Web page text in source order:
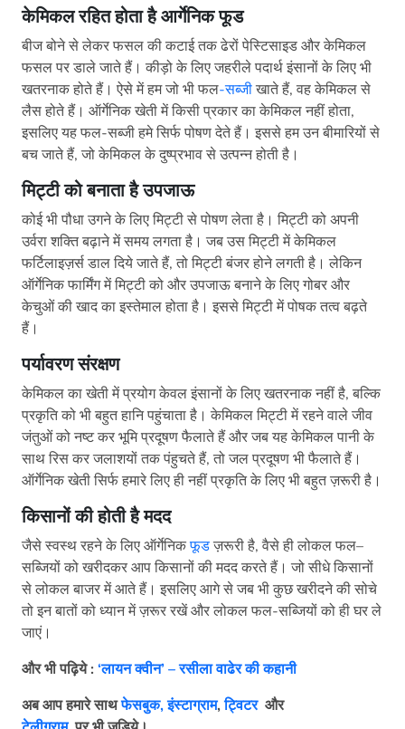
केमिकल रहित होता है आर्गेनिकफूड
बीज बोने से लेकर फसल की कटाई तक ढेरों पेस्टिसाइड और केमिकल
फसल पर डाले जाते हैं। कीड़ो के लिए जहरीले पदार्थ इंसानों के लिए भी
खतरनाक होते हैं। ऐसे में हम जो भी फल-सब्जीखाते हैं, वह केमिकल से
लैस होते हैं। ऑर्गेनिक खेती में किसी प्रकार का केमिकल नहीं होता,
इसलिए यह फल-सब्जी हमे सिर्फ पोषण देते हैं। इससे हम उन बीमारियों से
बच जाते हैं, जो केमि‍कल के दुष्‍प्रभाव से उत्‍पन्‍न होती है।
मिट्टी को बनाता है उपजाऊ
कोई भी पौधा उगने के लिए मिट्टी से पोषण लेता है। मिट्टी को अपनी
उर्वरा शक्ति बढ़ाने में समय लगता है। जब उस मिट्टी में केमिकल
फर्टिलाइज़र्स डाल दिये जाते हैं, तो मिट्टी बंजर होने लगती है। लेकिन
ऑर्गेनिक फार्मिंग में मिट्टी को और उपजाऊ बनाने के लिए गोबर और
केचुओं की खाद का इस्तेमाल होता है। इससे मिट्टी में पोषक तत्व बढ़ते
हैं।
पर्यावरण संरक्षण
केमिकल का खेती में प्रयोग केवल इंसानों के लिए खतरनाक नहीं है, बल्कि
प्रकृति को भी बहुत हानि पहुंचाता है। केमिकल मिट्टी में रहने वाले जीव
जंतुओं को नष्ट कर भूमि प्रदूषण फैलाते हैं और जब यह केमिकल पानी के
साथ रिस कर जलाशयों तक पंहुचते हैं, तो जल प्रदूषण भी फैलाते हैं।
ऑर्गेनिक खेती सिर्फ हमारे लिए ही नहीं प्रकृति के लिए भी बहुत ज़रूरी है।
किसानों की होती है मदद
जैसे स्वस्थ रहने के लिए ऑर्गेनिकफूडज़रूरी है, वैसे ही लोकल फल–
सब्जियों को खरीदकर आप किसानों की मदद करते हैं। जो सीधे किसानों
से लोकल बाजर में आते हैं। इसलिए आगे से जब भी कुछ खरीदने की सोचे
तो इन बातों को ध्यान में ज़रूर रखें और लोकल फल-सब्जियों को ही घर ले
जाएं।
और भी पढ़िये : ‘लायन क्वीन’ – रसीला वाढेर की कहानी
अबआपहमारेसाथफेसबुक,इंस्टाग्राम,ट्विटर और